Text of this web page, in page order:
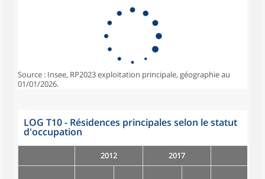
Source : Insee, RP2023 exploitation principale, géographie au
01/01/2026.
LOG T10 - Résidences principales selon le statut
d'occupation
2012 2017